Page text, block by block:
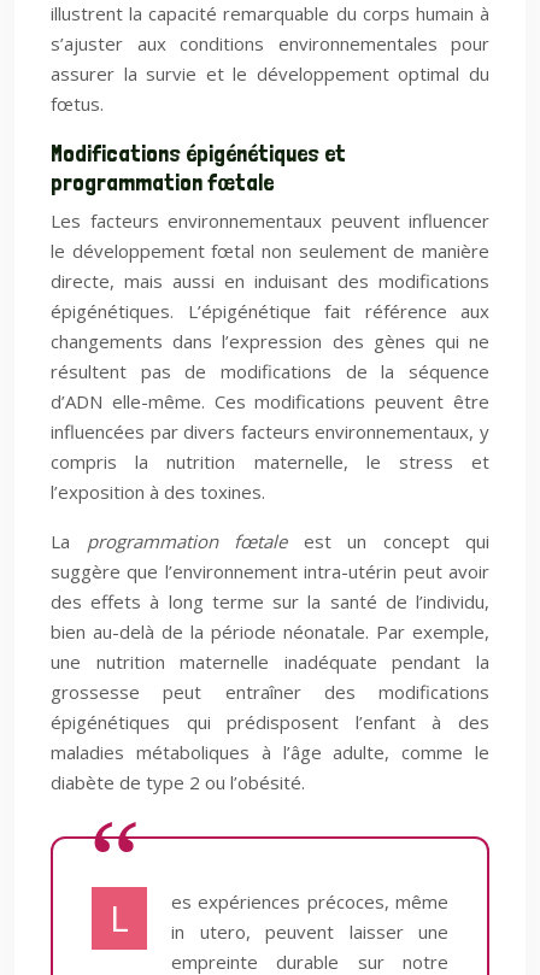
illustrent la capacité remarquable du corps humain à
s’ajuster aux conditions environnementales pour
assurer la survie et le développement optimal du
fœtus.
Modifications épigénétiques et
programmation fœtale
Les facteurs environnementaux peuvent influencer
le développement fœtal non seulement de manière
directe, mais aussi en induisant des modifications
épigénétiques. L’épigénétique fait référence aux
changements dans l’expression des gènes qui ne
résultent pas de modifications de la séquence
d’ADN elle-même. Ces modifications peuvent être
influencées par divers facteurs environnementaux, y
compris la nutrition maternelle, le stress et
l’exposition à des toxines.
La programmation fœtale est un concept qui
suggère que l’environnement intra-utérin peut avoir
des effets à long terme sur la santé de l’individu,
bien au-delà de la période néonatale. Par exemple,
une nutrition maternelle inadéquate pendant la
grossesse peut entraîner des modifications
épigénétiques qui prédisposent l’enfant à des
maladies métaboliques à l’âge adulte, comme le
diabète de type 2 ou l’obésité.
L
es expériences précoces, même
in utero, peuvent laisser une
empreinte durable sur notre